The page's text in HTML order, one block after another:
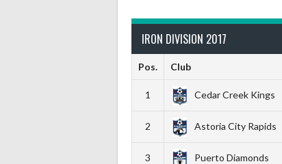
IRON DIVISION 2017
Pos. Club
1 Cedar Creek Kings
2 Astoria City Rapids
3 Puerto Diamonds